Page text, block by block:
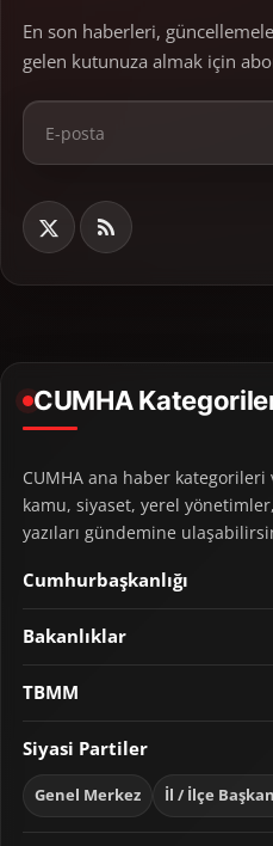
En son haberleri,
gelen kutunuza almak için
CUMHA
CUMHA ana haber kategorileri
kamu, siyaset, yerel
yazıları gündemine
Cumhurbaşkanlığı
Bakanlıklar
TBMM
Siyasi Partiler
Genel Merkez İl / İlçe